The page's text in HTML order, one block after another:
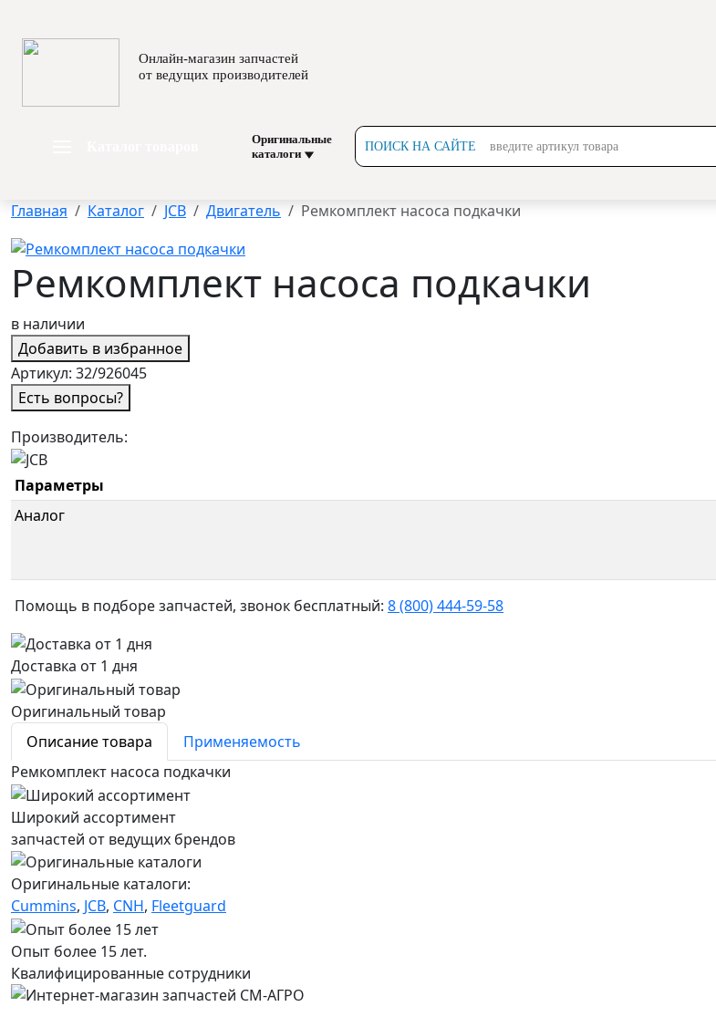
Онлайн-магазин запчастей
от ведущих производителей
Оригинальные
каталоги
ПОИСК НА САЙТЕ введите артикул товара
Главная Каталог JCB Двигатель Ремкомплект насоса подкачки
Ремкомплект насоса подкачки
в наличии
Добавить в избранное
Артикул: 32/926045
Есть вопросы?
Производитель:
Параметры
Аналог
Помощь в подборе запчастей, звонок бесплатный: 8 (800) 444-59-58
Доставка от 1 дня
Оригинальный товар
Описание товара
Применяемость
Ремкомплект насоса подкачки
Широкий ассортимент
запчастей от ведущих брендов
Оригинальные каталоги:
Cummins, JCB, CNH, Fleetguard
Опыт более 15 лет.
Квалифицированные сотрудники